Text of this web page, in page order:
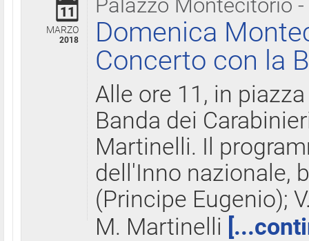
Palazzo Montecitorio
11
MARZO
2018
Domenica
Concerto con la
Alle ore 11, in
Banda dei
Martinelli. Il
dell'Inno nazionale,
(Principe Eugenio);
M. Martinelli